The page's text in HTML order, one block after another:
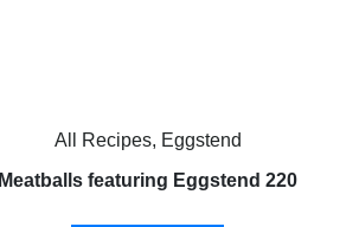
All Recipes, Eggstend
Meatballs featuring Eggstend 220